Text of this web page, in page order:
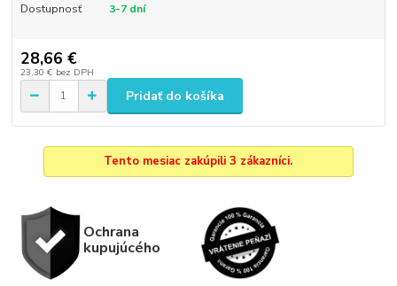
Dostupnosť 3-7 dní
28,66 €
23,30 € bez DPH
Pridať do košíka
Tento mesiac zakúpili 3 zákazníci.
Ochrana
kupujúcého